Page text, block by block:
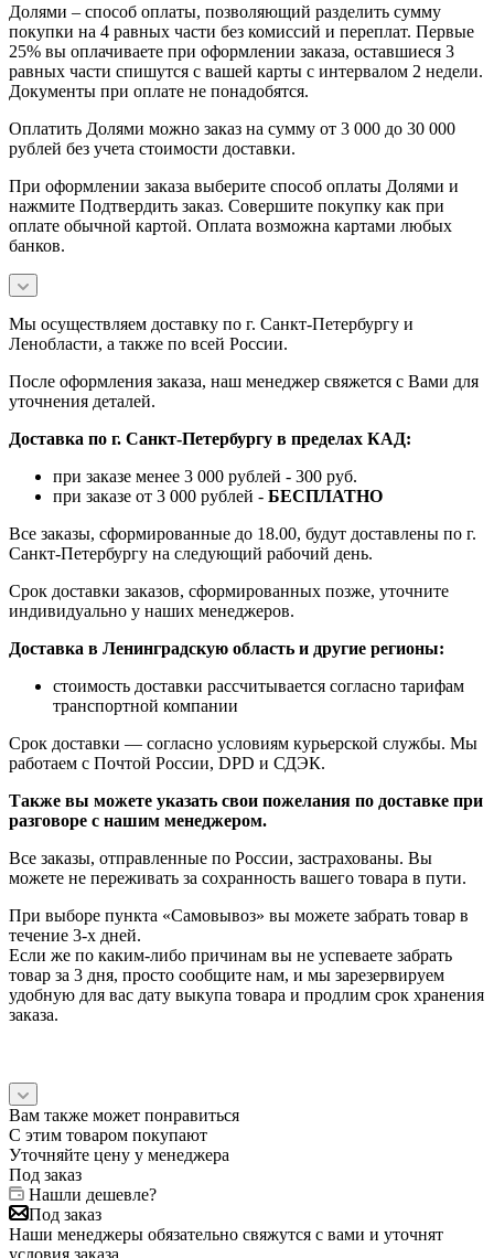
Долями – способ оплаты, позволяющий разделить сумму
покупки на 4 равных части без комиссий и переплат. Первые
25% вы оплачиваете при оформлении заказа, оставшиеся 3
равных части спишутся с вашей карты с интервалом 2 недели.
Документы при оплате не понадобятся.
Оплатить Долями можно заказ на сумму от 3 000 до 30 000
рублей без учета стоимости доставки.
При оформлении заказа выберите способ оплаты Долями и
нажмите Подтвердить заказ. Совершите покупку как при
оплате обычной картой. Оплата возможна картами любых
банков.
Мы осуществляем доставку по г. Санкт-Петербургу и
Ленобласти, а также по всей России.
После оформления заказа, наш менеджер свяжется с Вами для
уточнения деталей.
Доставка по г. Санкт-Петербургу в пределах КАД:
при заказе менее 3 000 рублей - 300 руб.
при заказе от 3 000 рублей - БЕСПЛАТНО
Все заказы, сформированные до 18.00, будут доставлены по г.
Санкт-Петербургу на следующий рабочий день.
Срок доставки заказов, сформированных позже, уточните
индивидуально у наших менеджеров.
Доставка в Ленинградскую область и другие регионы:
стоимость доставки рассчитывается согласно тарифам
транспортной компании
Срок доставки — согласно условиям курьерской службы. Мы
работаем с Почтой России, DPD и СДЭК.
Также вы можете указать свои пожелания по доставке при
разговоре с нашим менеджером.
Все заказы, отправленные по России, застрахованы. Вы
можете не переживать за сохранность вашего товара в пути.
При выборе пункта «Самовывоз» вы можете забрать товар в
течение 3-х дней.
Если же по каким-либо причинам вы не успеваете забрать
товар за 3 дня, просто сообщите нам, и мы зарезервируем
удобную для вас дату выкупа товара и продлим срок хранения
заказа.
Вам также может понравиться
С этим товаром покупают
Уточняйте цену у менеджера
Под заказ
Нашли дешевле?
Под заказ
Наши менеджеры обязательно свяжутся с вами и уточнят
условия заказа